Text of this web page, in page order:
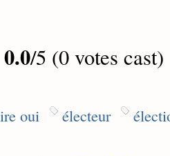
0.0/5 (0 votes cast)
oui électeur